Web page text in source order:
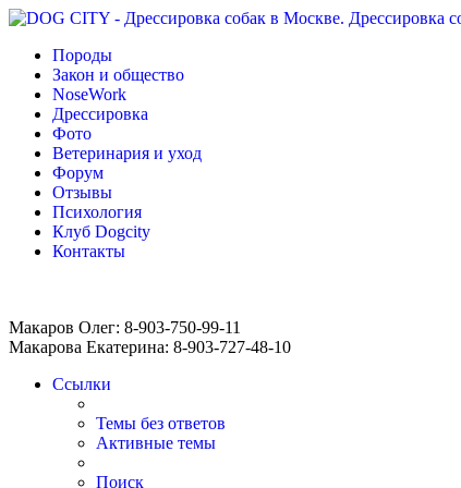
Породы
Закон и общество
NoseWork
Дрессировка
Фото
Ветеринария и уход
Форум
Отзывы
Психология
Клуб Dogcity
Контакты
Макаров Олег: 8-903-750-99-11
Макарова Екатерина: 8-903-727-48-10
Ссылки
Темы без ответов
Активные темы
Поиск